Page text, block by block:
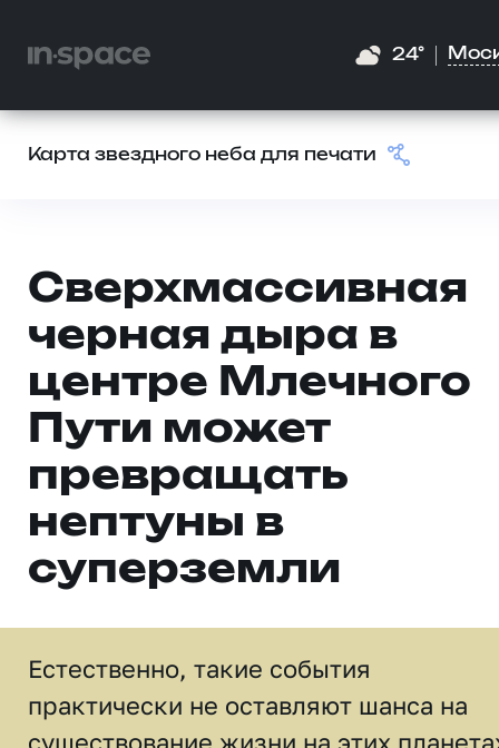
24°
Карта звездного неба для печати
Сверхмассивная
черная дыра в
центре Млечного
Пути может
превращать
нептуны в
суперземли
Естественно, такие события
практически не оставляют шанса на
существование жизни на этих